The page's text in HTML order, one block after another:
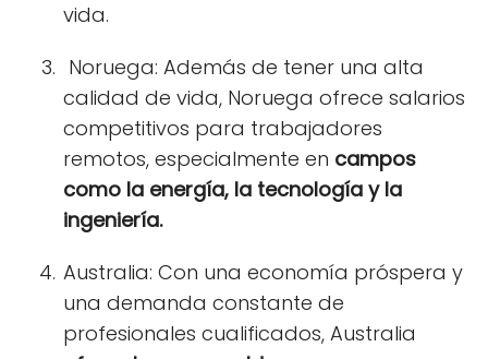
vida.
Noruega: Además de tener una alta
calidad de vida, Noruega ofrece salarios
competitivos para trabajadores
remotos, especialmente en campos
como la energía, la tecnología y la
ingeniería.
Australia: Con una economía próspera y
una demanda constante de
profesionales cualificados, Australia